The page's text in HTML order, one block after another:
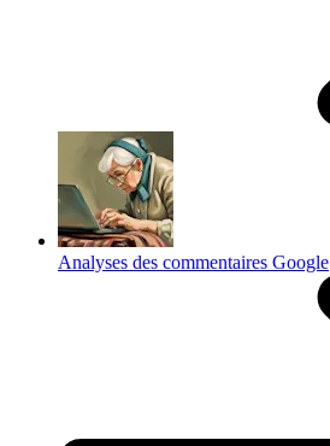
Analyses des commentaires Google